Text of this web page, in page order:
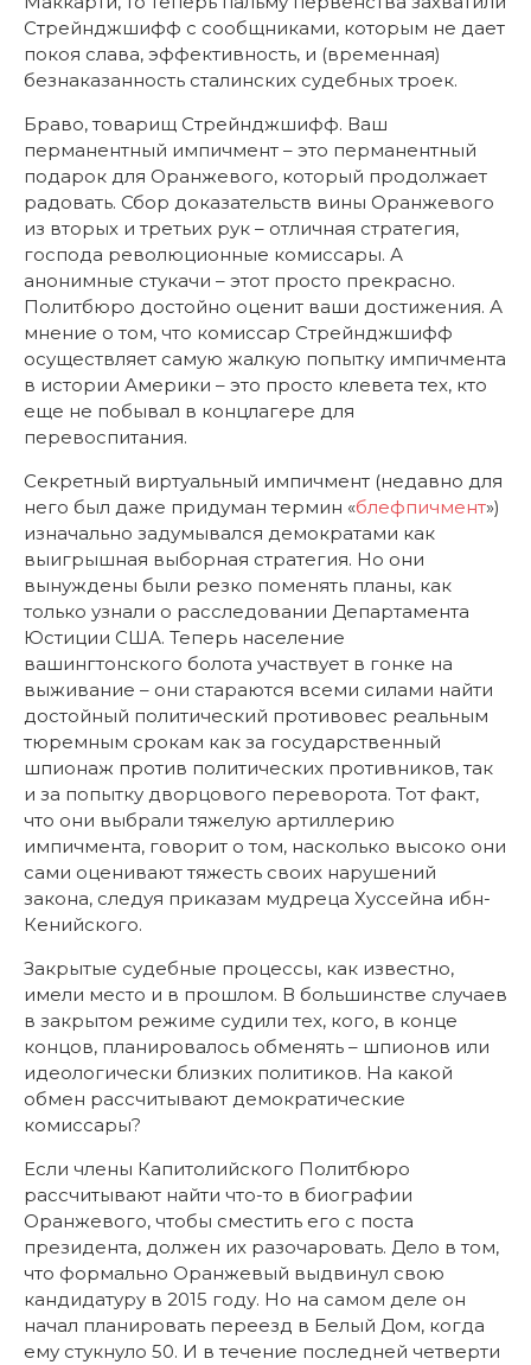
Стрейнджшифф с сообщниками, которым не дает
покоя слава, эффективность, и (временная)
безнаказанность сталинских судебных троек.
Браво, товарищ Стрейнджшифф. Ваш
перманентный импичмент – это перманентный
подарок для Оранжевого, который продолжает
радовать. Сбор доказательств вины Оранжевого
из вторых и третьих рук – отличная стратегия,
господа революционные комиссары. А
анонимные стукачи – этот просто прекрасно.
Политбюро достойно оценит ваши достижения. А
мнение о том, что комиссар Стрейнджшифф
осуществляет самую жалкую попытку импичмента
в истории Америки – это просто клевета тех, кто
еще не побывал в концлагере для
перевоспитания.
Секретный виртуальный импичмент (недавно для
него был даже придуман термин «блефпичмент»)
изначально задумывался демократами как
выигрышная выборная стратегия. Но они
вынуждены были резко поменять планы, как
только узнали о расследовании Департамента
Юстиции США. Теперь население
вашингтонского болота участвует в гонке на
выживание – они стараются всеми силами найти
достойный политический противовес реальным
тюремным срокам как за государственный
шпионаж против политических противников, так
и за попытку дворцового переворота. Тот факт,
что они выбрали тяжелую артиллерию
импичмента, говорит о том, насколько высоко они
сами оценивают тяжесть своих нарушений
закона, следуя приказам мудреца Хуссейна ибн-
Кенийского.
Закрытые судебные процессы, как известно,
имели место и в прошлом. В большинстве случаев
в закрытом режиме судили тех, кого, в конце
концов, планировалось обменять – шпионов или
идеологически близких политиков. На какой
обмен рассчитывают демократические
комиссары?
Если члены Капитолийского Политбюро
рассчитывают найти что-то в биографии
Оранжевого, чтобы сместить его с поста
президента, должен их разочаровать. Дело в том,
что формально Оранжевый выдвинул свою
кандидатуру в 2015 году. Но на самом деле он
начал планировать переезд в Белый Дом, когда
ему стукнуло 50. И в течение последней четверти